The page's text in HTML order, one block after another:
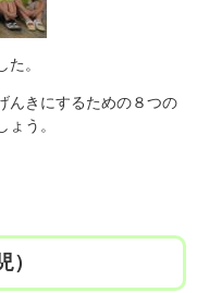
。
んきにするための８つの
う。
）